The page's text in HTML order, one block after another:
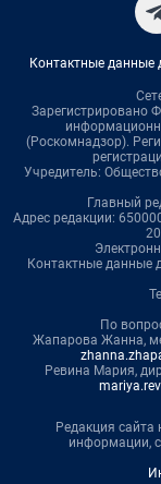
Контактные данные
Зарегистрировано
(Роскомнадзор).
Учредитель:
Главный
Адрес редакции:
Контактные данные
По
Жапарова Жанна,
Ревина Мария,
Редакция сайта
информации,